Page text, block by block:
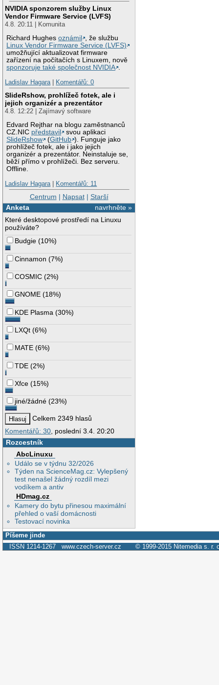
NVIDIA sponzorem služby Linux
Vendor Firmware Service (LVFS)
4.8. 20:11 | Komunita
Richard Hughesoznámil
, že službu
Linux Vendor Firmware Service (LVFS)
umožňující aktualizovat firmware
zařízení na počítačích s Linuxem, nově
sponzoruje také společnost NVIDIA .
Ladislav Hagara| Komentářů: 0
SlideRshow, prohlížeč fotek, ale i
jejich organizér a prezentátor
4.8. 12:22 | Zajímavý software
Edvard Rejthar na blogu zaměstnanců
CZ.NIC představil
svou aplikaci
SlideRshow
(GitHub ). Funguje jako
prohlížeč fotek, ale i jako jejich
organizér a prezentátor. Neinstaluje se,
běží přímo v prohlížeči. Bez serveru.
Offline.
Ladislav Hagara| Komentářů: 11
Centrum | Napsat| Starší
navrhněte »
Anketa
Které desktopové prostředí na Linuxu
používáte?
Budgie (10%)
Cinnamon (7%)
COSMIC (2%)
GNOME (18%)
KDE Plasma (30%)
LXQt (6%)
MATE (6%)
TDE (2%)
Xfce (15%)
jiné/žádné (23%)
Celkem 2349 hlasů
Komentářů: 30 , poslední 3.4. 20:20
Rozcestník
AbcLinuxu
Událo se v týdnu 32/2026
Týden na ScienceMag.cz: Vylepšený
test nenašel žádný rozdíl mezi
vodíkem a antiv
HDmag.cz
Kamery do bytu přinesou maximální
přehled o vaší domácnosti
Testovací novinka
Píšeme jinde
ISSN 1214-1267 www.czech-server.cz © 1999-2015 Nitemedia s. r.